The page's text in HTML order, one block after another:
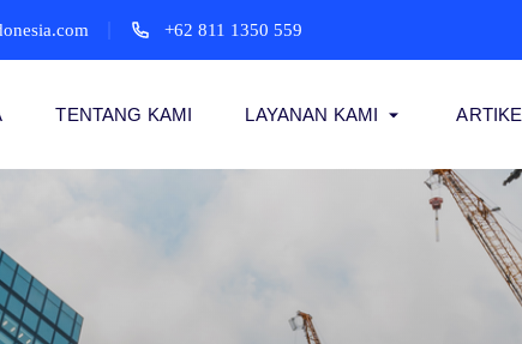
+62 811 1350 559
TENTANG KAMI LAYANAN KAMI